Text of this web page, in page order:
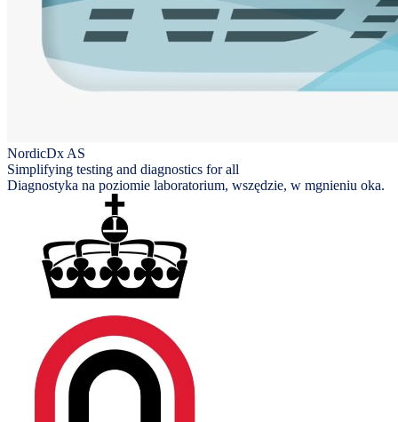
NordicDx AS
Simplifying testing and diagnostics for all
Diagnostyka na poziomie laboratorium, wszędzie, w mgnieniu oka.